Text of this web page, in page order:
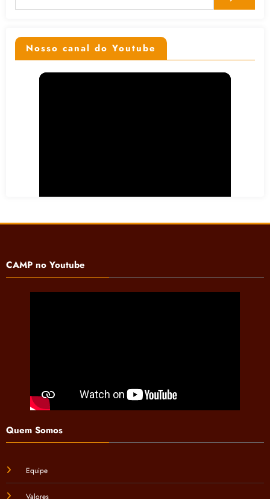
Nosso canal do Youtube
CAMP no Youtube
Quem Somos
Equipe
Valores